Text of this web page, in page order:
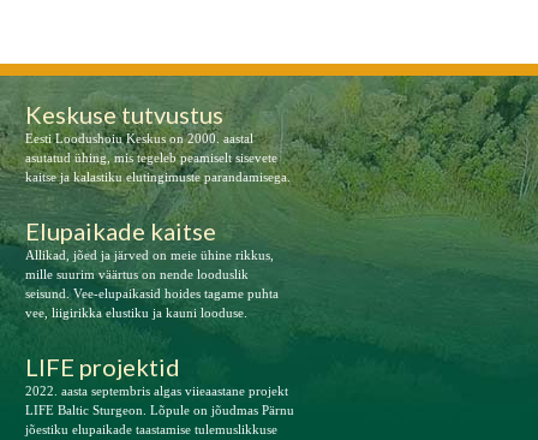
Keskuse tutvustus
Eesti Loodushoiu Keskus on 2000. aastal
asutatud ühing, mis tegeleb peamiselt sisevete
kaitse ja kalastiku elutingimuste parandamisega.
Elupaikade kaitse
Allikad, jõed ja järved on meie ühine rikkus,
mille suurim väärtus on nende looduslik
seisund. Vee-elupaikasid hoides tagame puhta
vee, liigirikka elustiku ja kauni looduse.
LIFE projektid
2022. aasta septembris algas viieaastane projekt
LIFE Baltic Sturgeon. Lõpule on jõudmas Pärnu
jõestiku elupaikade taastamise tulemuslikkuse